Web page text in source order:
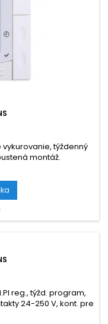
týždenný
montáž.
reg., týžd. program,
24-250 V, kont. pre
displej